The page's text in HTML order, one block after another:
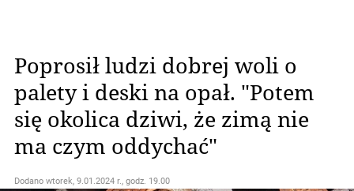
Poprosił ludzi dobrej woli o
palety i deski na opał. "Potem
się okolica dziwi, że zimą nie
ma czym oddychać"
Dodano wtorek, 9.01.2024 r., godz. 19.00